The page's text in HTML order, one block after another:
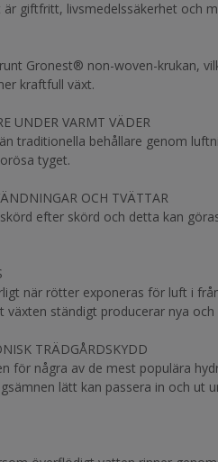
giftfritt, livsmedelssäkerhet och
Gronest® non-woven-krukan,
kraftfull växt.
UNDER VARMT VÄDER
traditionella behållare genom
tyget.
OCH TVÄTTAR
efter skörd och detta kan
när rötter exponeras för luft i
ständigt producerar nya
TRÄDGÅRDSKYDD
för några av de mest populära
lätt kan passera in och ut